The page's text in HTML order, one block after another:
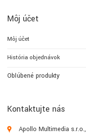
Môj účet
Môj účet
História objednávok
Obľúbené produkty
Kontaktujte nás
Apollo Multimedia s.r.o.,